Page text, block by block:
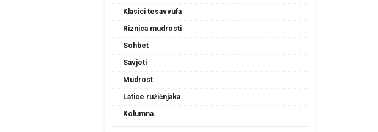
Klasici tesavvufa
Riznica mudrosti
Sohbet
Savjeti
Mudrost
Latice ružičnjaka
Kolumna